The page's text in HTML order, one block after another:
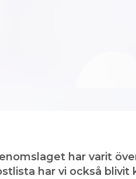
har varit
har vi också blivit